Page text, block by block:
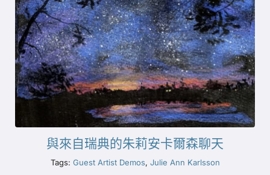
與來自瑞典的朱莉安卡爾森聊天
Tags: Guest Artist Demos, Julie Ann Karlsson